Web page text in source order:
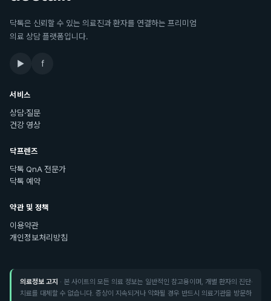
닥톡은 신뢰할 수 있는 의료진과 환자를 연결하는 프리미엄
의료 상담 플랫폼입니다.
▶ f
서비스
상담·질문
건강 영상
닥프렌즈
닥톡 QnA 전문가
닥톡 예약
약관 및 정책
이용약관
개인정보처리방침
의료정보 고지 · 본 사이트의 모든 의료 정보는 일반적인 참고용이며, 개별 환자의 진단·
치료를 대체할 수 없습니다. 증상이 지속되거나 악화될 경우 반드시 의료기관을 방문하